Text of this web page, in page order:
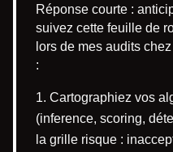
Réponse courte :
suivez cette feuille de
lors de mes audits
:
Cartographiez vos
(inference, scoring,
la grille risque :